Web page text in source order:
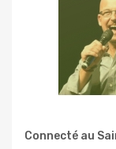
Connecté au